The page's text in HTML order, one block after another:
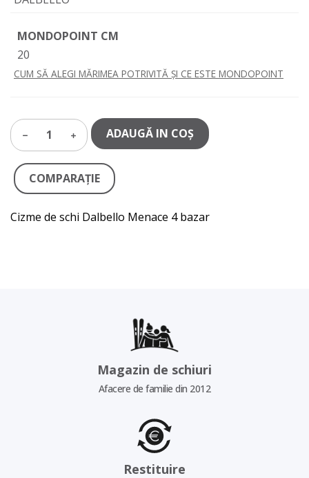
MONDOPOINT CM
20
CUM SĂ ALEGI MĂRIMEA POTRIVITĂ ȘI CE ESTE MONDOPOINT
1 ADAUGĂ IN COŞ
COMPARAŢIE
Cizme de schi Dalbello Menace 4 bazar
Magazin de schiuri
Afacere de familie din 2012
Restituire